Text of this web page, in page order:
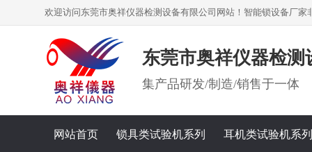
欢迎访问东莞市奥祥仪器检测设备有限公司网站！智能锁设备厂家
东莞市奥祥仪器检测
集产品研发/制造/销售于一体
网站首页 锁具类试验机系列 耳机类试验机系列